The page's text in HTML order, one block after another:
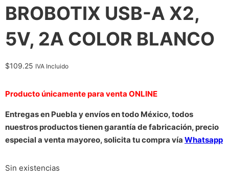
BROBOTIX USB-A X2,
5V, 2A COLOR BLANCO
$109.25 IVA Incluido
Producto únicamente para venta ONLINE
Entregas en Puebla y envíos en todo México, todos
nuestros productos tienen garantía de fabricación, precio
especial a venta mayoreo, solicita tu compra vía Whatsapp
Sin existencias